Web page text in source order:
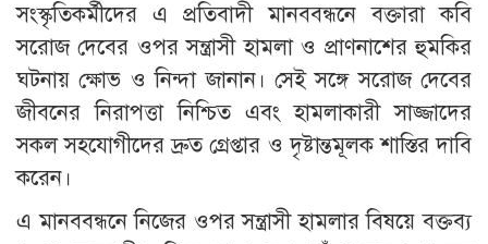
সংস্কৃতিকর্মীদের এ প্রতিবাদী মানববন্ধনে বক্তারা কবি
সরোজ দেবের ওপর সন্ত্রাসী হামলা ও প্রাণনাশের হুমকির
ঘটনায় ক্ষোভ ও নিন্দা জানান। সেই সঙ্গে সরোজ দেবের
জীবনের নিরাপত্তা নিশ্চিত এবং হামলাকারী সাজ্জাদের
সকল সহযোগীদের দ্রুত গ্রেপ্তার ও দৃষ্টান্তমূলক শাস্তির দাবি
করেন।
এ মানববন্ধনে নিজের ওপর সন্ত্রাসী হামলার বিষয়ে বক্তব্য